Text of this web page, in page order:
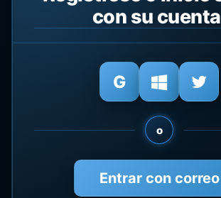
con su
o
Entrar con correo